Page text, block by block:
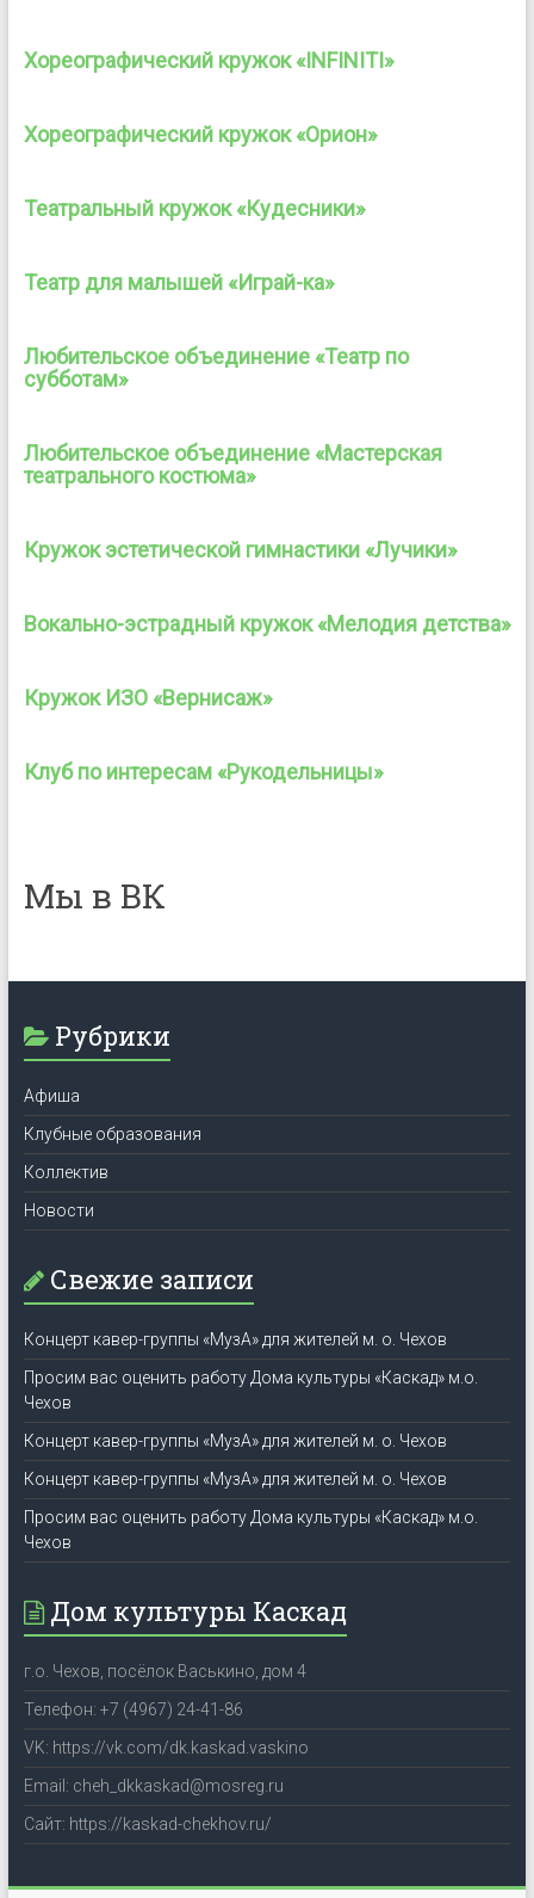
Хореографический кружок «INFINITI»
Хореографический кружок «Орион»
Театральный кружок «Кудесники»
Театр для малышей «Играй-ка»
Любительское объединение «Театр по
субботам»
Любительское объединение «Мастерская
театрального костюма»
Кружок эстетической гимнастики «Лучики»
Вокально-эстрадный кружок «Мелодия детства»
Кружок ИЗО «Вернисаж»
Клуб по интересам «Рукодельницы»
Мы в ВК
Рубрики
Афиша
Клубные образования
Коллектив
Новости
Свежие записи
Концерт кавер-группы «МузА» для жителей м. о. Чехов
Просим вас оценить работу Дома культуры «Каскад» м.о.
Чехов
Концерт кавер-группы «МузА» для жителей м. о. Чехов
Концерт кавер-группы «МузА» для жителей м. о. Чехов
Просим вас оценить работу Дома культуры «Каскад» м.о.
Чехов
Дом культуры Каскад
г.о. Чехов, посёлок Васькино, дом 4
Телефон: +7 (4967) 24-41-86
VK: https://vk.com/dk.kaskad.vaskino
Email: cheh_dkkaskad@mosreg.ru
Сайт: https://kaskad-chekhov.ru/